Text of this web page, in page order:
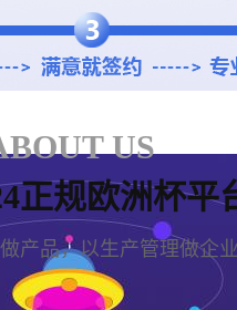
US
正规欧洲杯平
产品，以生产管理做企业